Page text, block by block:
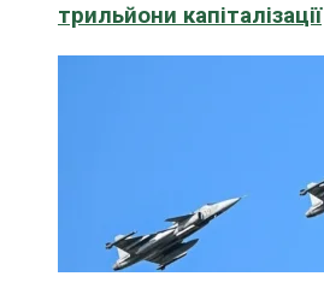
трильйони капіталізації